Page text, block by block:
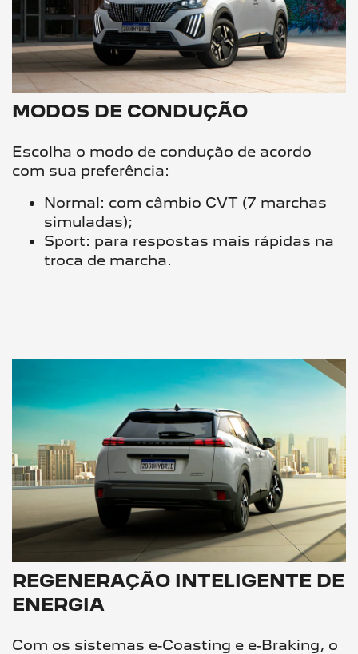
MODOS DE CONDUÇÃO
Escolha o modo de condução de acordo
com sua preferência:​
Normal: com câmbio CVT (7 marchas
simuladas);​
Sport: para respostas mais rápidas na
troca de marcha.
REGENERAÇÃO INTELIGENTE DE
ENERGIA
Com os sistemas e-Coasting e e-Braking, o